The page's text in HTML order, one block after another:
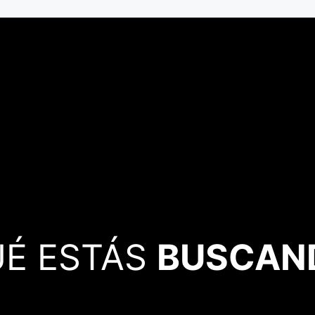
ESTÁS